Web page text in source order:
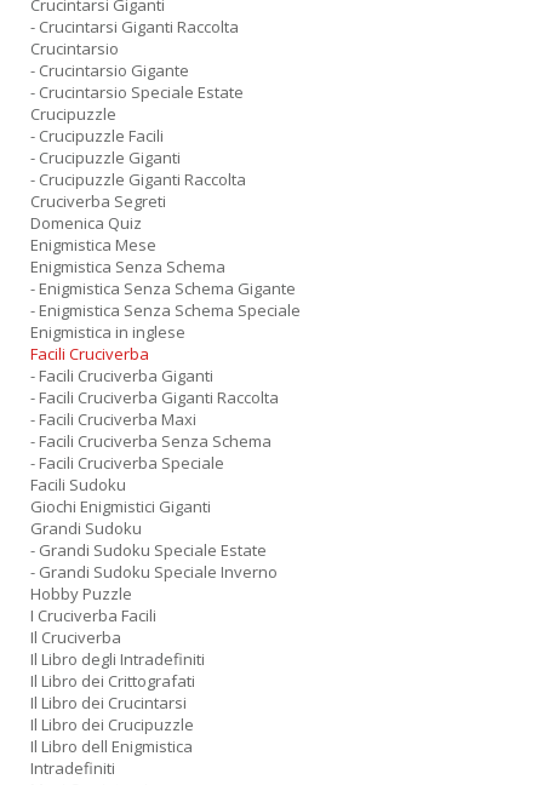
Crucintarsi Giganti
- Crucintarsi Giganti Raccolta
Crucintarsio
- Crucintarsio Gigante
- Crucintarsio Speciale Estate
Crucipuzzle
- Crucipuzzle Facili
- Crucipuzzle Giganti
- Crucipuzzle Giganti Raccolta
Cruciverba Segreti
Domenica Quiz
Enigmistica Mese
Enigmistica Senza Schema
- Enigmistica Senza Schema Gigante
- Enigmistica Senza Schema Speciale
Enigmistica in inglese
Facili Cruciverba
- Facili Cruciverba Giganti
- Facili Cruciverba Giganti Raccolta
- Facili Cruciverba Maxi
- Facili Cruciverba Senza Schema
- Facili Cruciverba Speciale
Facili Sudoku
Giochi Enigmistici Giganti
Grandi Sudoku
- Grandi Sudoku Speciale Estate
- Grandi Sudoku Speciale Inverno
Hobby Puzzle
I Cruciverba Facili
Il Cruciverba
Il Libro degli Intradefiniti
Il Libro dei Crittografati
Il Libro dei Crucintarsi
Il Libro dei Crucipuzzle
Il Libro dell Enigmistica
Intradefiniti